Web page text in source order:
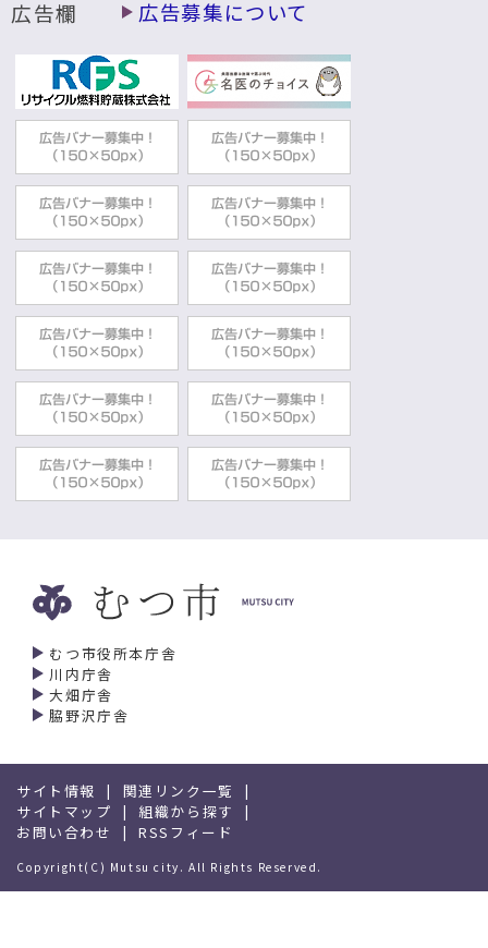
広告欄 広告募集について
むつ市役所本庁舎
川内庁舎
大畑庁舎
脇野沢庁舎
サイト情報
関連リンク一覧
サイトマップ
組織から探す
お問い合わせ
RSSフィード
Copyright(C) Mutsu city. All Rights Reserved.